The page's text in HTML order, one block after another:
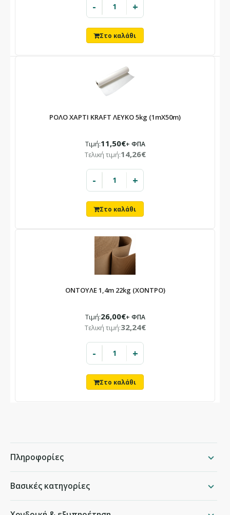
- +
ΡΟΛΟ ΧΑΡΤΙ KRAFT ΛΕΥΚΟ 5kg (1mX50m)
Τιμή:11,50€+ ΦΠΑ
Τελική τιμή:14,26€
- +
ΟΝΤΟΥΛΕ 1,4m 22kg (ΧΟΝΤΡΟ)
Τιμή:26,00€+ ΦΠΑ
Τελική τιμή:32,24€
- +
Πληροφορίες
Βασικές κατηγορίες